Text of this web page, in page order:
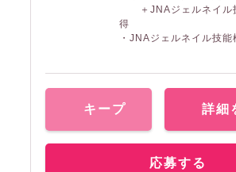
＋JNAジェルネイル
得
・JNAジェルネイル技能
キープ 詳細
応募する